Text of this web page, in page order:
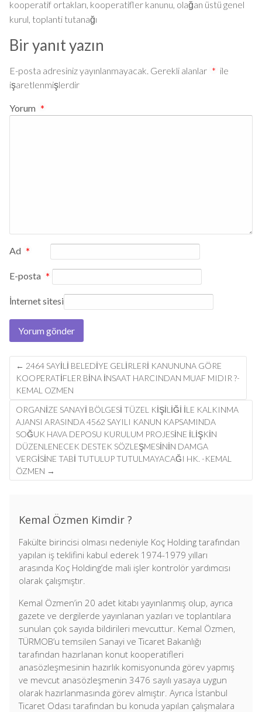
kooperatif ortakları, kooperatifler kanunu, olağan üstü genel
kurul, toplanti tutanağı
Bir yanıt yazın
E-posta adresiniz yayınlanmayacak. Gerekli alanlar * ile
işaretlenmişlerdir
Yorum *
Ad *
E-posta *
İnternet sitesi
Post
navigation
← 2464 SAYILI BELEDIYE GELIRLERI KANUNUNA GÖRE
KOOPERATIFLER BINA INSAAT HARCINDAN MUAF MIDIR ?-
KEMAL OZMEN
ORGANIZE SANAYI BÖLGESI TÜZEL KIŞILIĞI ILE KALKINMA
AJANSI ARASINDA 4562 SAYILI KANUN KAPSAMINDA
SOĞUK HAVA DEPOSU KURULUM PROJESINE ILIŞKIN
DÜZENLENECEK DESTEK SÖZLEŞMESININ DAMGA
VERGISINE TABI TUTULUP TUTULMAYACAĞI HK. -KEMAL
ÖZMEN →
Kemal Özmen Kimdir ?
Fakülte birincisi olması nedeniyle Koç Holding tarafından
yapılan iş teklifini kabul ederek 1974-1979 yılları
arasında Koç Holding’de mali işler kontrolör yardımcısı
olarak çalışmıştır.
Kemal Özmen’in 20 adet kitabı yayınlanmış olup, ayrıca
gazete ve dergilerde yayınlanan yazıları ve toplantılara
sunulan çok sayıda bildirileri mevcuttur. Kemal Özmen,
TÜRMOB’u temsilen Sanayi ve Ticaret Bakanlığı
tarafından hazırlanan konut kooperatifleri
anasözleşmesinin hazırlık komisyonunda görev yapmış
ve mevcut anasözleşmenin 3476 sayılı yasaya uygun
olarak hazırlanmasında görev almıştır. Ayrıca İstanbul
Ticaret Odası tarafından bu konuda yapılan çalışmalara